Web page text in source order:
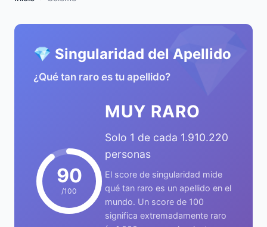
💎
💎 Singularidad del Apellido
¿Qué tan raro es tu apellido?
90
/100
MUY RARO
Solo 1 de cada 1.910.220
personas
El score de singularidad mide
qué tan raro es un apellido en el
mundo. Un score de 100
significa extremadamente raro